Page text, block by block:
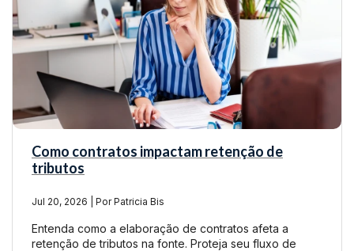
Como contratos impactam retenção de
tributos
Jul 20, 2026 | Por Patricia Bis
Entenda como a elaboração de contratos afeta a
retenção de tributos na fonte. Proteja seu fluxo de